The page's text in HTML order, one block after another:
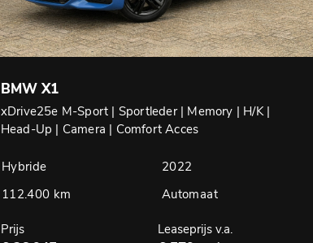
BMW X1
xDrive25e M-Sport | Sportleder | Memory | H/K |
Head-Up | Camera | Comfort Acces
Hybride
2022
112.400 km
Automaat
Prijs Leaseprijs v.a.